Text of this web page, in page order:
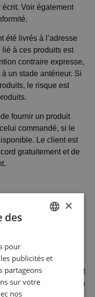
Voir également
été livrés à l’adresse
à ces produits est
contraire expresse,
un stade antérieur. Si
le risque est
fournir un produit
commandé, si le
Le client est
gratuitement et de
à Goodway
de paiement
commande et
Goodway Benelux est
paiement, qui peuvent
de paiement après la
délai de paiement de
GOODWAY BENELUX - EN
GOODWAY BENELUX - DE
FRENCH
×
des
pour
publicités et
partageons
sur votre
nos